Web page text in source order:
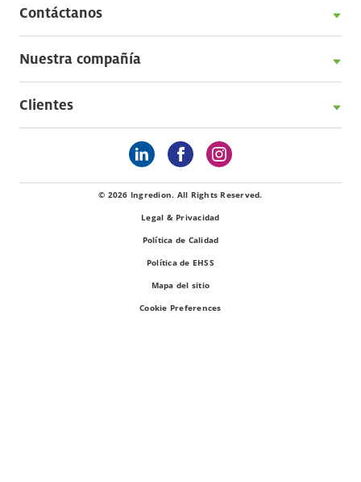
Contáctanos
Nuestra compañía
Clientes
© 2026 Ingredion. All Rights Reserved.
Legal & Privacidad
Política de Calidad
Política de EHSS
Mapa del sitio
Cookie Preferences